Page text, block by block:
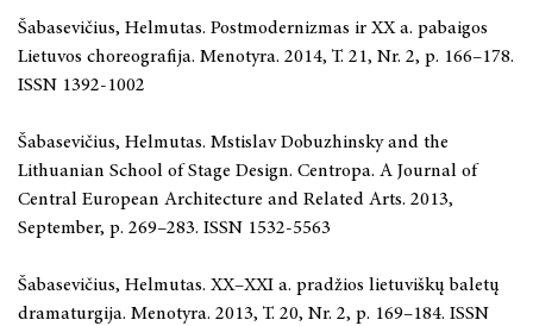
Šabasevičius, Helmutas. Postmodernizmas ir XX a. pabaigos
Lietuvos choreografija. Menotyra. 2014, T. 21, Nr. 2, p. 166–178.
ISSN 1392-1002
Šabasevičius, Helmutas. Mstislav Dobuzhinsky and the
Lithuanian School of Stage Design. Centropa. A Journal of
Central European Architecture and Related Arts. 2013,
September, p. 269–283. ISSN 1532-5563
Šabasevičius, Helmutas. XX–XXI a. pradžios lietuviškų baletų
dramaturgija. Menotyra. 2013, T. 20, Nr. 2, p. 169–184. ISSN